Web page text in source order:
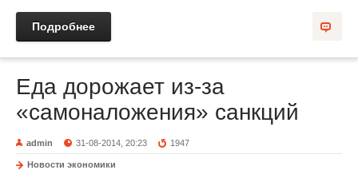
Подробнее
Еда дорожает из-за
«самоналожения» санкций
admin 31-08-2014, 20:23 1947
Новости экономики